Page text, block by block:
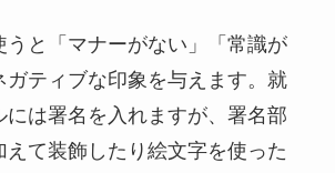
うと「マナーがない」「常識が
ガティブな印象を与えます。就
には署名を入れますが、署名部
えて装飾したり絵文字を使った